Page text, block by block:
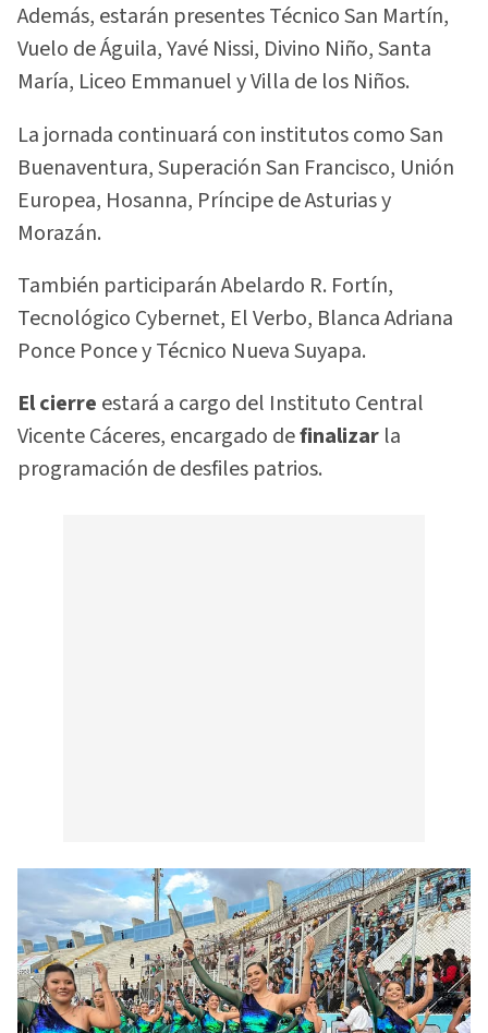
Además, estarán presentes Técnico San Martín,
Vuelo de Águila, Yavé Nissi, Divino Niño, Santa
María, Liceo Emmanuel y Villa de los Niños.
La jornada continuará con institutos como San
Buenaventura, Superación San Francisco, Unión
Europea, Hosanna, Príncipe de Asturias y
Morazán.
También participarán Abelardo R. Fortín,
Tecnológico Cybernet, El Verbo, Blanca Adriana
Ponce Ponce y Técnico Nueva Suyapa.
El cierre estará a cargo del Instituto Central
Vicente Cáceres, encargado definalizar la
programación de desfiles patrios.